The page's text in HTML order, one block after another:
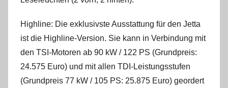
Highline: Die exklusivste Ausstattung für den Jetta
ist die Highline-Version. Sie kann in Verbindung mit
den TSI-Motoren ab 90 kW / 122 PS (Grundpreis:
24.575 Euro) und mit allen TDI-Leistungsstufen
(Grundpreis 77 kW / 105 PS: 25.875 Euro) geordert